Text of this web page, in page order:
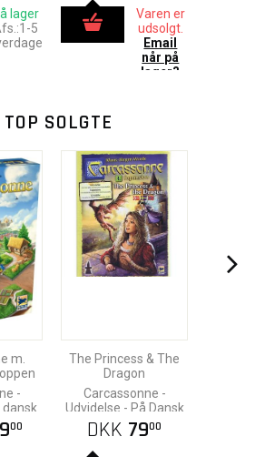
lager
5
Varen er
udsolgt.
Email
når på
lager?
TOP SOLGTE
m.
-
dansk
00
The Princess & The
Dragon
Carcassonne -
Udvidelse - På Dansk
DKK 7900